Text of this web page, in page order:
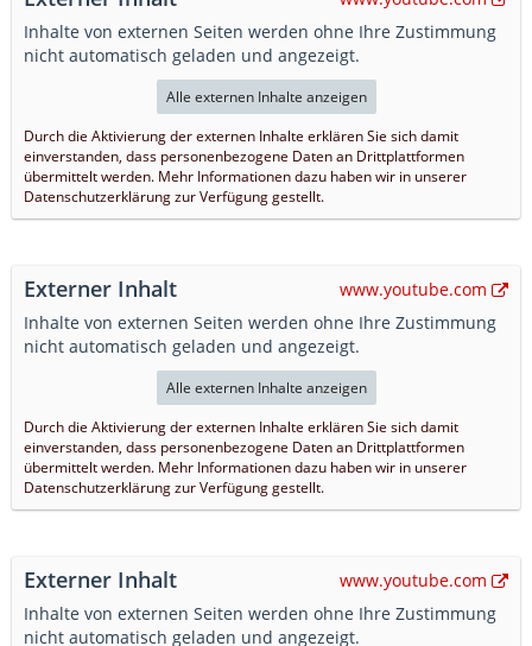
Inhalte von externen Seiten werden ohne Ihre Zustimmung
nicht automatisch geladen und angezeigt.
Alle externen Inhalte anzeigen
Durch die Aktivierung der externen Inhalte erklären Sie sich damit
einverstanden, dass personenbezogene Daten an Drittplattformen
übermittelt werden. Mehr Informationen dazu haben wir in unserer
Datenschutzerklärung zur Verfügung gestellt.
Externer Inhalt
www.youtube.com
Inhalte von externen Seiten werden ohne Ihre Zustimmung
nicht automatisch geladen und angezeigt.
Alle externen Inhalte anzeigen
Durch die Aktivierung der externen Inhalte erklären Sie sich damit
einverstanden, dass personenbezogene Daten an Drittplattformen
übermittelt werden. Mehr Informationen dazu haben wir in unserer
Datenschutzerklärung zur Verfügung gestellt.
Externer Inhalt
www.youtube.com
Inhalte von externen Seiten werden ohne Ihre Zustimmung
nicht automatisch geladen und angezeigt.